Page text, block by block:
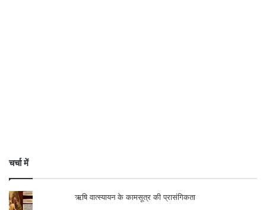
चर्चा में
ऋषि वात्स्यायन के कामसूत्र की प्रासंगिकता